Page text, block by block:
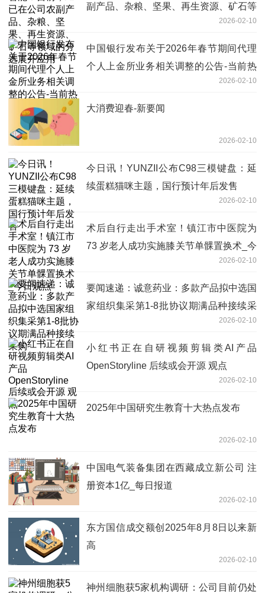
副产品、杂粮、坚果、再生资源、矿石等
2026-02-10
中国银行发布关于2026年春节期间代理
个人上金所业务相关调整的公告-当前热
2026-02-10
大消费迎春-新要闻
2026-02-10
今日讯！YUNZII公布C98三模键盘：延
续蛋糕猫咪主题，国行预计年后发售
2026-02-10
术后自行走出手术室！镇江市中医院为
73 岁老人成功实施膝关节单髁置换术_今
2026-02-10
要闻速递：诚意药业：多款产品拟中选国
家组织集采第1-8批协议期满品种接续采
2026-02-10
小红书正在自研视频剪辑类AI产品
OpenStoryline 后续或会开源 观点
2026-02-10
2025年中国研究生教育十大热点发布
2026-02-10
中国电气装备集团在西藏成立新公司 注
册资本1亿_每日报道
2026-02-10
东方国信成交额创2025年8月8日以来新
高
2026-02-10
神州细胞获5家机构调研：公司目前仍处